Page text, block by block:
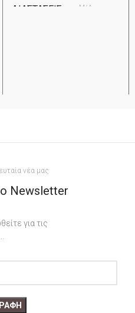
ΔΙΑΣΤΆΣΕΙΣ Μ/Δ
ΕΤΑΙΡΕΊΑ
ΠΆΧΟΣ
νέα μας
Newsletter
για τις